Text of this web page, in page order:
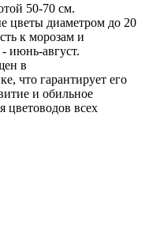
50-70 см.
цветы диаметром до 20
к морозам и
июнь-август.
в
что гарантирует его
и обильное
цветоводов всех